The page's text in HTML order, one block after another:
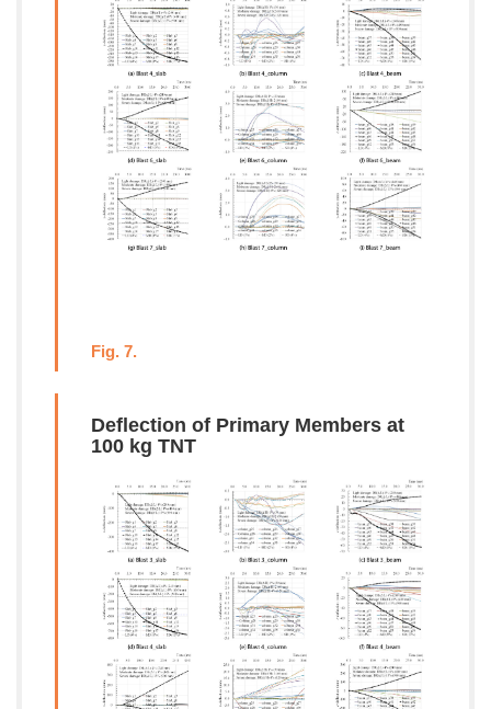
Fig. 7.
Deflection of Primary Members at
100 kg TNT